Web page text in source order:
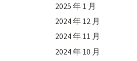
2025 年 1 月
2024 年 12 月
2024 年 11 月
2024 年 10 月